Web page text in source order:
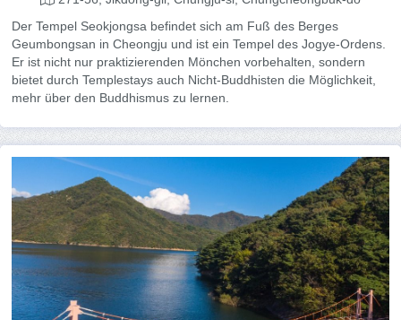
Der Tempel Seokjongsa befindet sich am Fuß des Berges
Geumbongsan in Cheongju und ist ein Tempel des Jogye-Ordens.
Er ist nicht nur praktizierenden Mönchen vorbehalten, sondern
bietet durch Templestays auch Nicht-Buddhisten die Möglichkeit,
mehr über den Buddhismus zu lernen.